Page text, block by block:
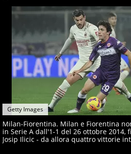
Getty Images
Milan-Fiorentina. Milan e Fiorentina
in Serie A dall'1-1 del 26 ottobre 2014,
Josip Ilicic - da allora quattro vittorie